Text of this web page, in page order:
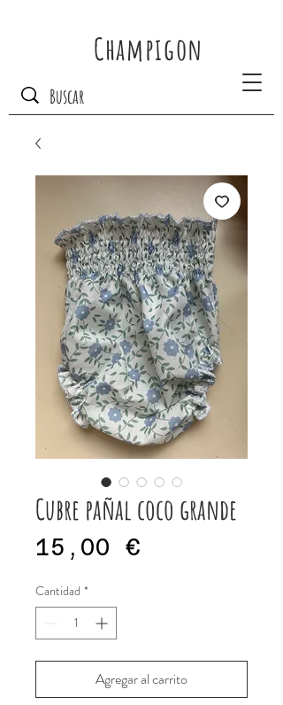
Champigon
Cubre pañal coco grande
15,00 €
Cantidad *
Agregar al carrito